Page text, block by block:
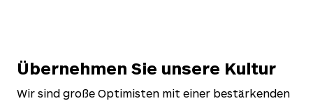
Übernehmen Sie unsere Kultur
Wir sind große Optimisten mit einer bestärkenden